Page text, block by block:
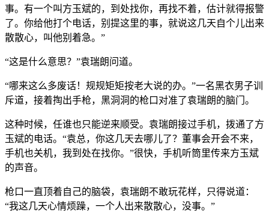
事。有一个叫方玉斌的，到处找你，再找不着，估计就得报警
了。你给他打个电话，别提这里的事，就说这几天自个儿出来
散散心，叫他别着急。”
“这是什么意思？”袁瑞朗问道。
“哪来这么多废话！规规矩矩按老大说的办。”一名黑衣男子训
斥道，接着掏出手枪，黑洞洞的枪口对准了袁瑞朗的脑门。
这种时候，任谁也只能逆来顺受。袁瑞朗接过手机，拨通了方
玉斌的电话。“袁总，你这几天去哪儿了？董事会开会不来，
手机也关机，我到处在找你。”很快，手机听筒里传来方玉斌
的声音。
枪口一直顶着自己的脑袋，袁瑞朗不敢玩花样，只得说道：
“我这几天心情烦躁，一个人出来散散心，没事。”